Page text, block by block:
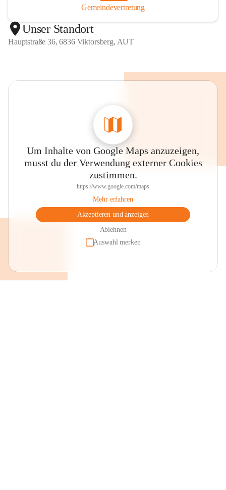
Gemeindevertretung
Unser Standort
Hauptstraße 36, 6836 Viktorsberg, AUT
Um Inhalte von Google Maps anzuzeigen,
musst du der Verwendung externer Cookies
zustimmen.
https://www.google.com/maps
Mehr erfahren
Akzeptieren und anzeigen
Ablehnen
Auswahl merken